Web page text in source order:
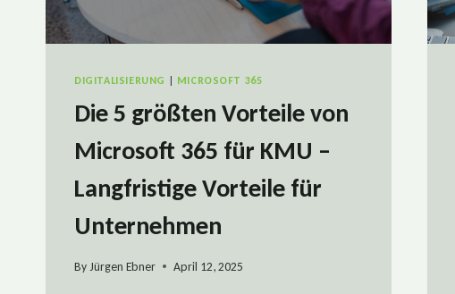
DIGITALISIERUNG MICROSOFT 365
Die 5 größten Vorteile von
Microsoft 365 für KMU –
Langfristige Vorteile für
Unternehmen
ByJürgen Ebner April 12, 2025